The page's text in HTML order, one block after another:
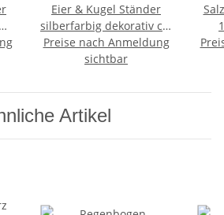
Eier & Kugel Ständer
silberfarbig dekorativ ca.
30 mm Ø
Preise nach Anmeldung
sichtbar
Artikel